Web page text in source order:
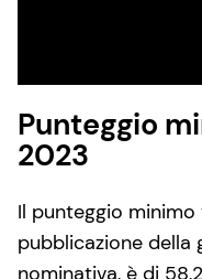
Punteggio
2023
Il punteggio
pubblicazione della
nominativa, è di